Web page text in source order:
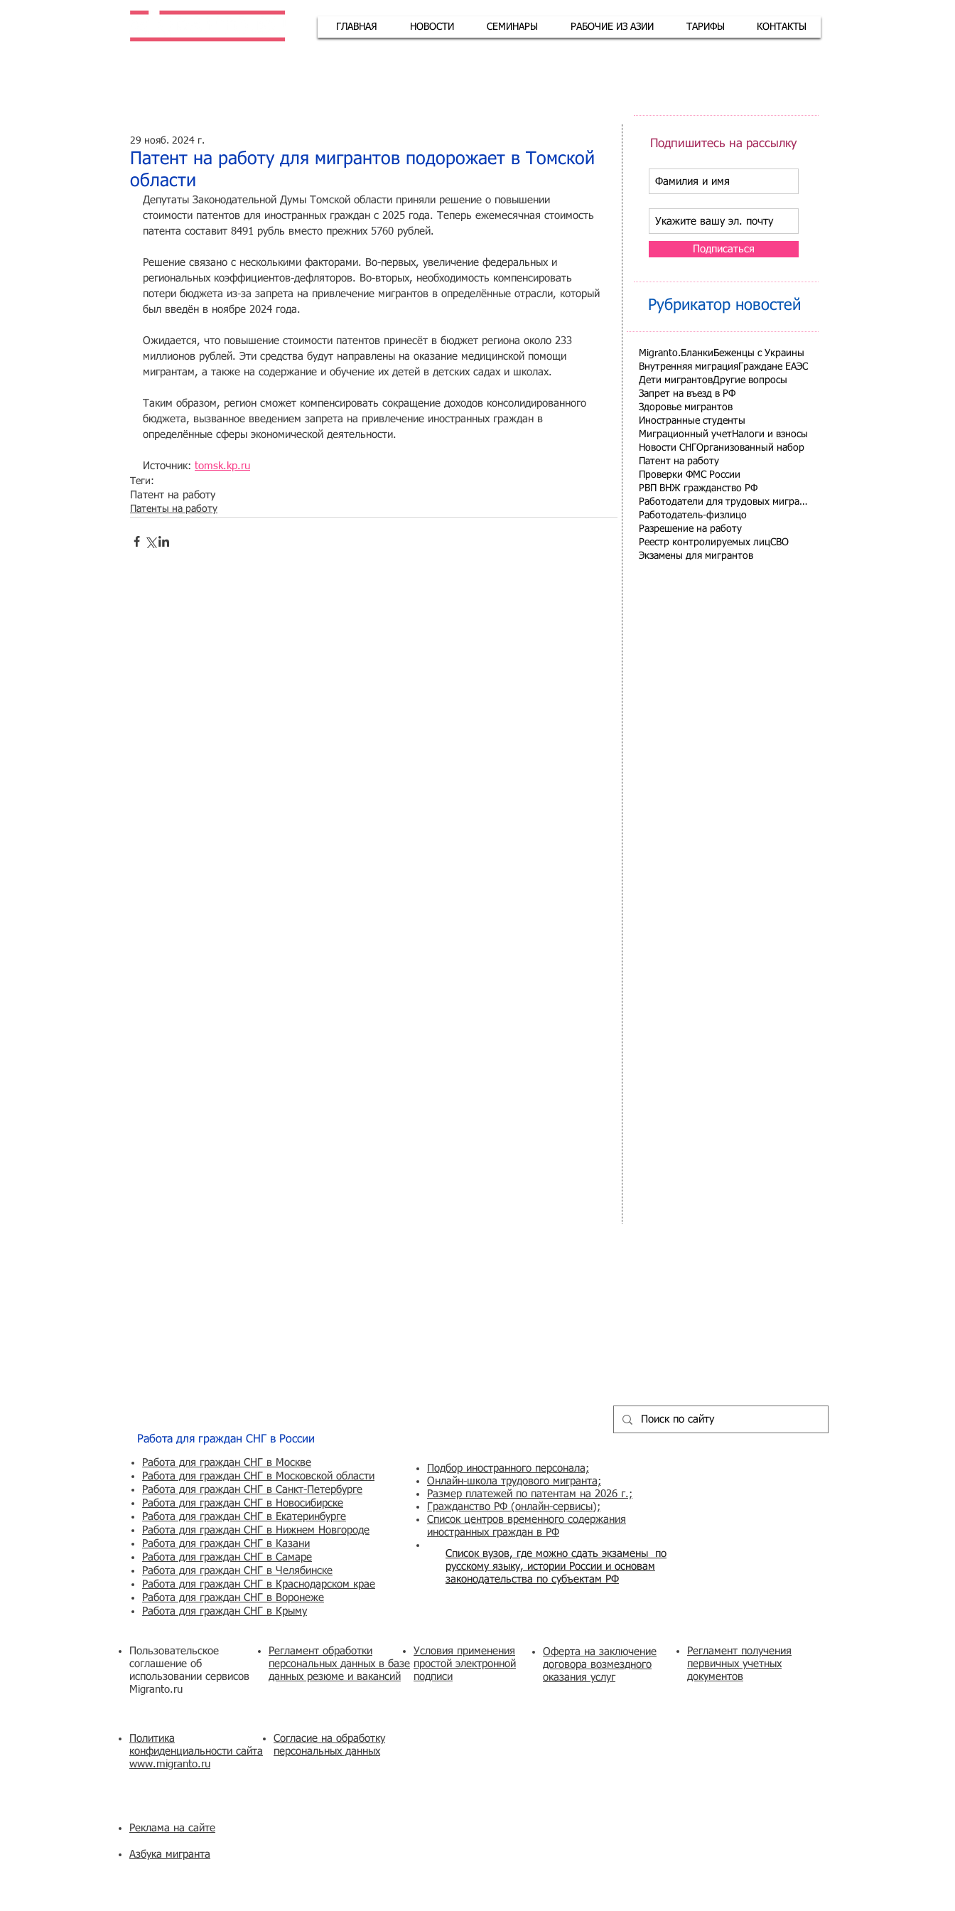
ГЛАВНАЯ НОВОСТИ СЕМИНАРЫ РАБОЧИЕ ИЗ АЗИИ ТАРИФЫ КОНТАКТЫ
Патент на работу для мигрантов подорожает в Томской
области
29 нояб. 2024 г.
Депутаты Законодательной Думы Томской области приняли решение о повышении
стоимости патентов для иностранных граждан с 2025 года. Теперь ежемесячная стоимость
патента составит 8491 рубль вместо прежних 5760 рублей.
Решение связано с несколькими факторами. Во-первых, увеличение федеральных и
региональных коэффициентов-дефляторов. Во-вторых, необходимость компенсировать
потери бюджета из-за запрета на привлечение мигрантов в определённые отрасли, который
был введён в ноябре 2024 года.
Ожидается, что повышение стоимости патентов принесёт в бюджет региона около 233
миллионов рублей. Эти средства будут направлены на оказание медицинской помощи
мигрантам, а также на содержание и обучение их детей в детских садах и школах.
Таким образом, регион сможет компенсировать сокращение доходов консолидированного
бюджета, вызванное введением запрета на привлечение иностранных граждан в
определённые сферы экономической деятельности.
Источник: tomsk.kp.ru
Теги:
Патент на работу
Патенты на работу
Подпишитесь на рассылку
Подписаться
Рубрикатор новостей
Migranto.Бланки Беженцы с Украины
Внутренняя миграция Граждане ЕАЭС
Дети мигрантовДругие вопросы
Запрет на въезд в РФ
Здоровье мигрантов
Иностранные студенты
Миграционный учетНалоги и взносы
Новости СНГ Организованный набор
Патент на работу
Проверки ФМС России
РВП ВНЖ гражданство РФ
Работодатели для трудовых мигрантов
Работодатель-физлицо
Разрешение на работу
Реестр контролируемых лицСВО
Экзамены для мигрантов
Работа для граждан СНГ в России
Работа для граждан СНГ в Москве
Работа для граждан СНГ в Московской области
Работа для граждан СНГ в Санкт-Петербурге
Работа для граждан СНГ в Новосибирске
Работа для граждан СНГ в Екатеринбурге
Работа для граждан СНГ в Нижнем Новгороде
Работа для граждан СНГ в Казани
Работа для граждан СНГ в Самаре
Работа для граждан СНГ в Челябинске
Работа для граждан СНГ в Краснодарском крае
Работа для граждан СНГ в Воронеже
Работа для граждан СНГ в Крыму
Пользовательское
соглашение об
использовании сервисов
Migranto.ru
Регламент обработки
персональных данных в базе
данных резюме и вакансий
Политика
конфиденциальности сайта
www.migranto.ru
Согласие на обработку
персональных данных
Реклама на сайте
Азбука мигранта
Список вузов, где можно сдать экзамены по
русскому языку, истории России и основам
законодательства по субъектам РФ
Подбор иностранного персонала;
Онлайн-школа трудового мигранта;
Размер платежей по патентам на 2026 г.;
Гражданство РФ (онлайн-сервисы);
Список центров временного содержания
иностранных граждан в РФ
Условия применения
простой электронной
подписи
​Оферта на заключение
договора возмездного
оказания услуг
Регламент получения
первичных учетных
документов